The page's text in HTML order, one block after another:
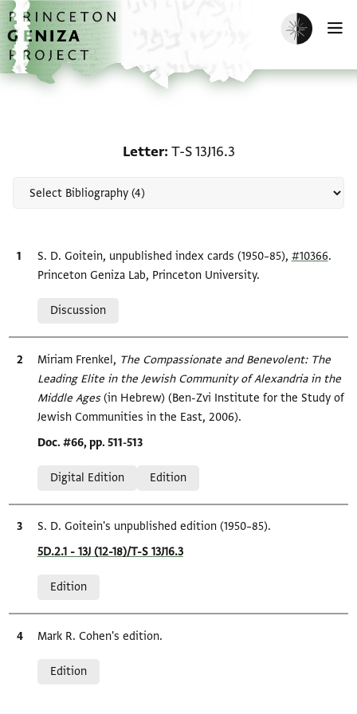
Skip to main content
home
Enable dark
Letter T-S 13J16.3
Bibliographic citation
S. D. Goitein, unpublished index cards (1950–85), #10366.
Princeton Geniza Lab, Princeton University.
Discussion
Bibliographic citation
Miriam Frenkel, The Compassionate and Benevolent: The
Leading Elite in the Jewish Community of Alexandria in the
Middle Ages‎(in Hebrew) (Ben-Zvi Institute for the Study of
Jewish Communities in the East, 2006).
Location in source
Doc. #66, pp. 511-513
Digital Edition
Edition
Bibliographic citation
S. D. Goitein's unpublished edition (1950–85).
Location in source
5D.2.1 - 13J (12-18)/T-S 13J16.3
Edition
Bibliographic citation
Mark R. Cohen's edition.
Edition